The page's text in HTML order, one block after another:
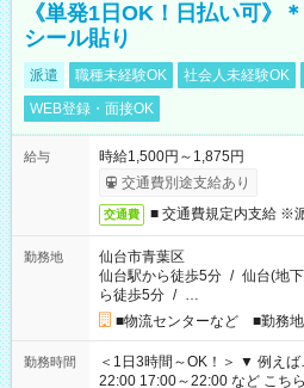
《単発1日OK！日払い可》
シール貼り
派遣 職種未経験OK 社会人未経験OK
WEB登録・面接OK
給与
時給1,500円～1,875円
交通費別途支給あり
交通費 ■ 交通費規定内支給 ※
勤務地
仙台市青葉区
仙台駅から徒歩5分 / 仙台(地
ら徒歩5分 / …
■物流センターなど ■勤務
勤務時間
＜1日3時間～OK！＞ ▼ 例えば… ▼ 15:00～18:00 15:00～
22:00 17:00～22:00 など こちら以外の時間もお気軽にご相談く